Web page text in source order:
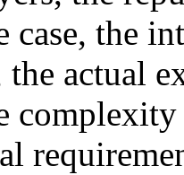
case, the
actual